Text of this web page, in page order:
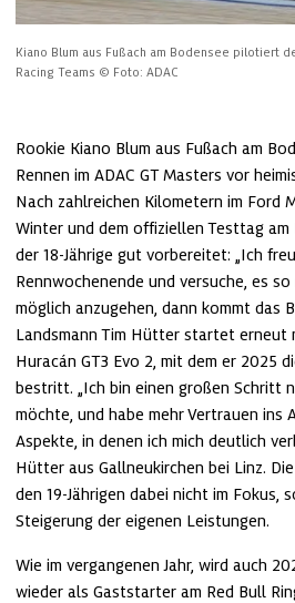
Kiano Blum aus Fußach am Bodensee pilotiert
Racing Teams © Foto: ADAC
Rookie Kiano Blum aus Fußach am
Rennen im ADAC GT Masters vor
Nach zahlreichen Kilometern im Ford
Winter und dem offiziellen Testtag am
der 18-Jährige gut vorbereitet: „Ich
Rennwochenende und versuche, es
möglich anzugehen, dann kommt das
Landsmann Tim Hütter startet erneut
Huracán GT3 Evo 2, mit dem er 2025
bestritt. „Ich bin einen großen Schritt
möchte, und habe mehr Vertrauen ins
Aspekte, in denen ich mich deutlich
Hütter aus Gallneukirchen bei Linz.
den 19-Jährigen dabei nicht im Fokus,
Steigerung der eigenen Leistungen.
Wie im vergangenen Jahr, wird auch
wieder als Gaststarter am Red Bull